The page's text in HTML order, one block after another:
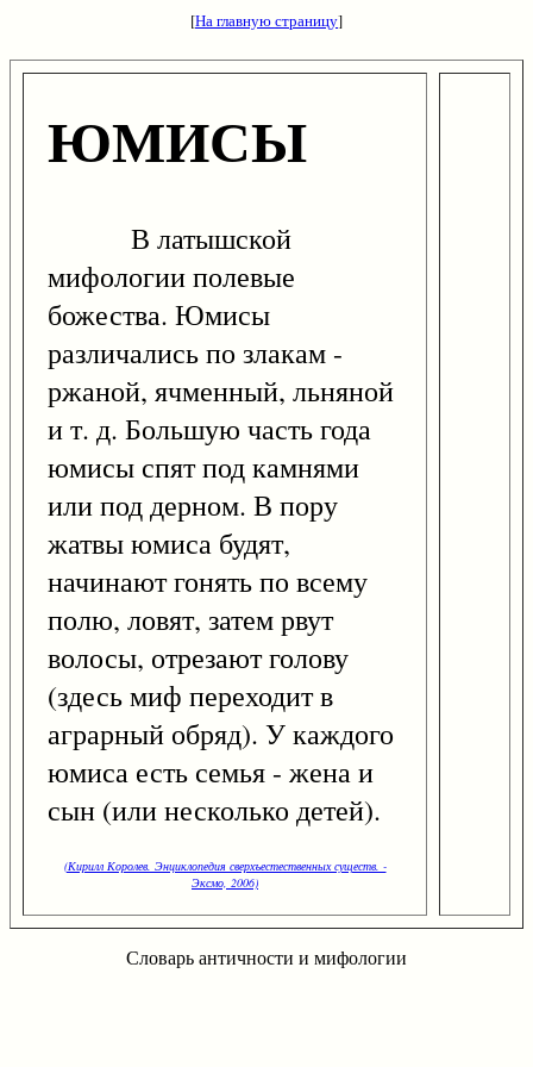
[На главную страницу]
ЮМИСЫ
В латышской
мифологии полевые
божества. Юмисы
различались по злакам -
ржаной, ячменный, льняной
и т. д. Большую часть года
юмисы спят под камнями
или под дерном. В пору
жатвы юмиса будят,
начинают гонять по всему
полю, ловят, затем рвут
волосы, отрезают голову
(здесь миф переходит в
аграрный обряд). У каждого
юмиса есть семья - жена и
сын (или несколько детей).
(Кирилл Королев. Энциклопедия сверхъестественных существ. -
Эксмо, 2006)
Словарь античности и мифологии